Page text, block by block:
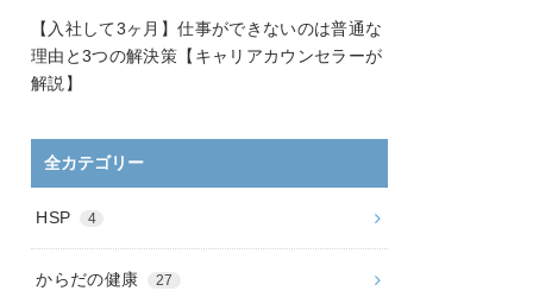
【入社して3ヶ月】仕事ができないのは普通な
理由と3つの解決策【キャリアカウンセラーが
解説】
全カテゴリー
HSP 4
からだの健康 27